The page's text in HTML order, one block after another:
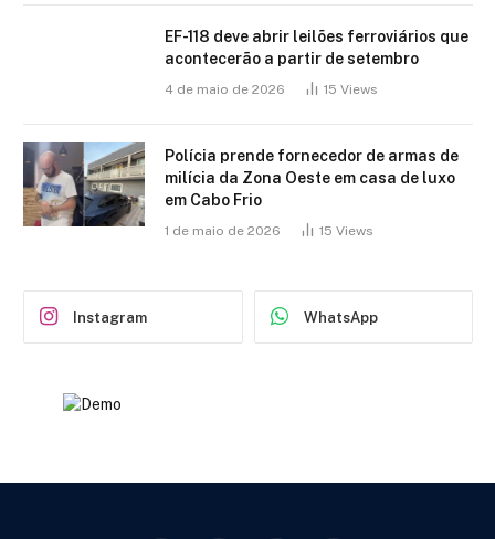
EF-118 deve abrir leilões ferroviários que
acontecerão a partir de setembro
4 de maio de 2026 15 Views
Polícia prende fornecedor de armas de
milícia da Zona Oeste em casa de luxo
em Cabo Frio
1 de maio de 2026 15 Views
Instagram WhatsApp